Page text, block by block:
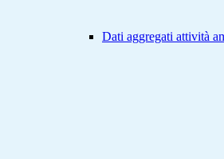
Dati aggregati attività